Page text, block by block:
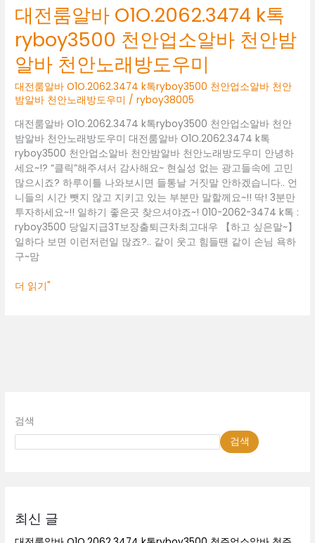
대전룸알바 O1O.2062.3474 k톡
ryboy3500 천안업소알바 천안밤
알바 천안노래방도우미
대전룸알바 O1O.2062.3474 k톡ryboy3500 천안업소알바 천안
밤알바 천안노래방도우미 /ryboy38005
대전룸알바 O1O.2062.3474 k톡ryboy3500 천안업소알바 천안
밤알바 천안노래방도우미 대전룸알바 O1O.2062.3474 k톡
ryboy3500 천안업소알바 천안밤알바 천안노래방도우미 안녕하
세요~!? “클릭”해주셔서 감사해요~ 현실성 없는 광고들속에 고민
많으시죠? 하루이틀 나와보시면 들통날 거짓말 안하겠습니다.. 언
니들의 시간 뺏지 않고 지키고 있는 부분만 말할께요~!! 딱! 3분만
투자하세요~!! 일하기 좋은곳 찾으셔야죠~! 010-2062-3474 k톡 :
ryboy3500 당일지급3T보장출퇴근차최고대우 【하고 싶은말~】
일하다 보면 이런저런일 많죠?.. 같이 웃고 힘들땐 같이 손님 욕하
구~맘
안
알
바
천
안
노
래
방
도
우
미
더 읽기"
검색
검색
최신 글